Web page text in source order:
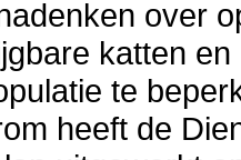
over
katten
te
heeft de